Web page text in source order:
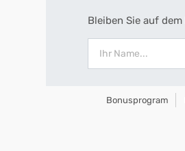
Bleiben Sie auf
Bonusprogram